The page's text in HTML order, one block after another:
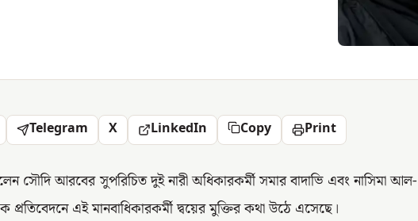
Telegram X LinkedIn Copy Print
সৌদি আরবের সুপরিচিত দুই নারী অধিকারকর্মী সমার বাদাভি এবং নাসিমা আল-
এই মানবাধিকারকর্মী দ্বয়ের মুক্তির কথা উঠে এসেছে।